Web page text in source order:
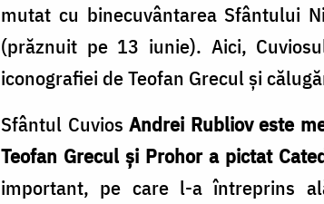
mutat cu binecuvântarea Sfântului
(prăznuit pe 13 iunie). Aici,
iconografiei de Teofan Grecul și
Sfântul Cuvios Andrei Rubliov este
Teofan Grecul și Prohor a pictat
important, pe care l-a întreprins